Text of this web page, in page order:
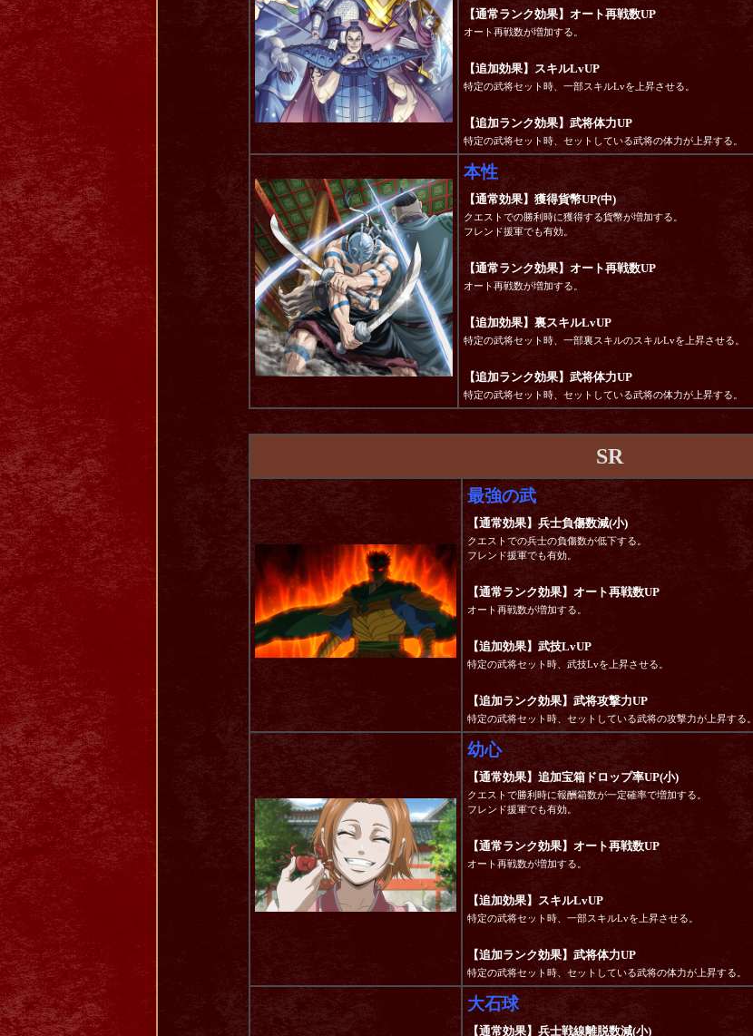
【通常ランク効果】オート再戦数UP
オート再戦数が増加する。
【追加効果】スキルLvUP
特定の武将セット時、一部スキルLvを上昇させる。
【追加ランク効果】武将体力UP
特定の武将セット時、セットしている武将の体力が上昇する。
本性
【通常効果】獲得貨幣UP(中)
クエストでの勝利時に獲得する貨幣が増加する。
フレンド援軍でも有効。
【通常ランク効果】オート再戦数UP
オート再戦数が増加する。
【追加効果】裏スキルLvUP
特定の武将セット時、一部裏スキルのスキルLvを上昇させる。
【追加ランク効果】武将体力UP
特定の武将セット時、セットしている武将の体力が上昇する。
SR
最強の武
【通常効果】兵士負傷数減(小)
クエストでの兵士の負傷数が低下する。
フレンド援軍でも有効。
【通常ランク効果】オート再戦数UP
オート再戦数が増加する。
【追加効果】武技LvUP
特定の武将セット時、武技Lvを上昇させる。
【追加ランク効果】武将攻撃力UP
特定の武将セット時、セットしている武将の攻撃力が上昇する。
幼心
【通常効果】追加宝箱ドロップ率UP(小)
クエストで勝利時に報酬箱数が一定確率で増加する。
フレンド援軍でも有効。
【通常ランク効果】オート再戦数UP
オート再戦数が増加する。
【追加効果】スキルLvUP
特定の武将セット時、一部スキルLvを上昇させる。
【追加ランク効果】武将体力UP
特定の武将セット時、セットしている武将の体力が上昇する。
大石球
【通常効果】兵士戦線離脱数減(小)